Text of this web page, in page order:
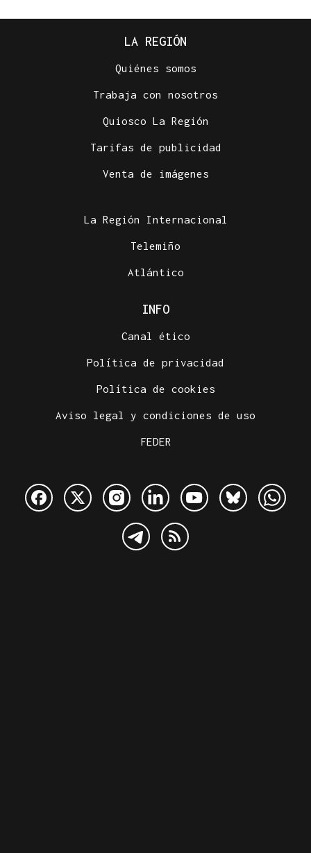
LA REGIÓN
Quiénes somos
Trabaja con nosotros
Quiosco La Región
Tarifas de publicidad
Venta de imágenes
La Región Internacional
Telemiño
Atlántico
INFO
Canal ético
Política de privacidad
Política de cookies
Aviso legal y condiciones de uso
FEDER